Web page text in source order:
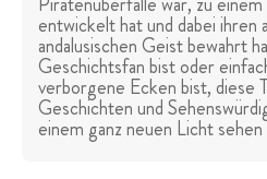
entwickelt hat und dabei ihren
andalusischen Geist bewahrt
Geschichtsfan bist oder
verborgene Ecken bist, diese
Geschichten und
einem ganz neuen Licht